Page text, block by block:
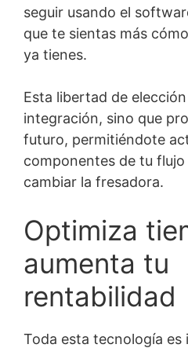
seguir usando el
que te sientas más
ya tienes.
Esta libertad de
integración, sino que
futuro, permitiéndote
componentes de tu
cambiar la fresadora.
Optimiza
aumenta tu
rentabilidad
Toda esta tecnología es